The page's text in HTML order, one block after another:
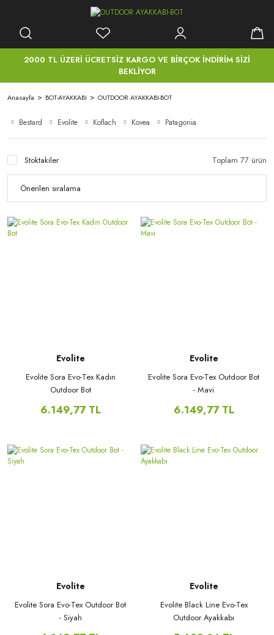
2000 TL ÜZERİ ÜCRETSİZ KARGO VE BİRÇOK İNDİRİM SİZİ
BEKLİYOR
Anasayfa BOT-AYAKKABI OUTDOOR AYAKKABI-BOT
Bestard Evolite Koflach Kovea Patagonia
Stoktakiler Toplam 77 ürün
Evolite
Evolite Sora Evo-Tex Kadın
Outdoor Bot
6.149,77 TL
Evolite
Evolite Sora Evo-Tex Outdoor Bot
- Mavi
6.149,77 TL
Evolite
Evolite Sora Evo-Tex Outdoor Bot
- Siyah
Evolite
Evolite Black Line Evo-Tex
Outdoor Ayakkabı